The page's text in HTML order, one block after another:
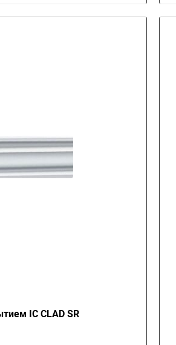
IC CLAD SR